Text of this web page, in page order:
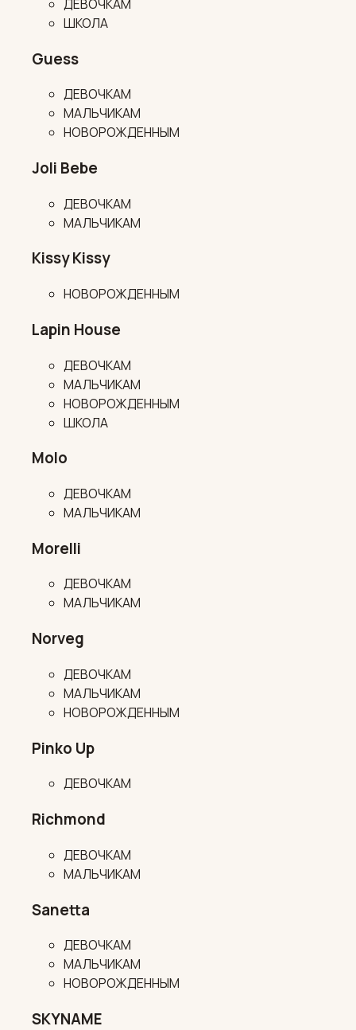
ДЕВОЧКАМ
ШКОЛА
Guess
ДЕВОЧКАМ
МАЛЬЧИКАМ
НОВОРОЖДЕННЫМ
Joli Bebe
ДЕВОЧКАМ
МАЛЬЧИКАМ
Kissy Kissy
НОВОРОЖДЕННЫМ
Lapin House
ДЕВОЧКАМ
МАЛЬЧИКАМ
НОВОРОЖДЕННЫМ
ШКОЛА
Molo
ДЕВОЧКАМ
МАЛЬЧИКАМ
Morelli
ДЕВОЧКАМ
МАЛЬЧИКАМ
Norveg
ДЕВОЧКАМ
МАЛЬЧИКАМ
НОВОРОЖДЕННЫМ
Pinko Up
ДЕВОЧКАМ
Richmond
ДЕВОЧКАМ
МАЛЬЧИКАМ
Sanetta
ДЕВОЧКАМ
МАЛЬЧИКАМ
НОВОРОЖДЕННЫМ
SKYNAME